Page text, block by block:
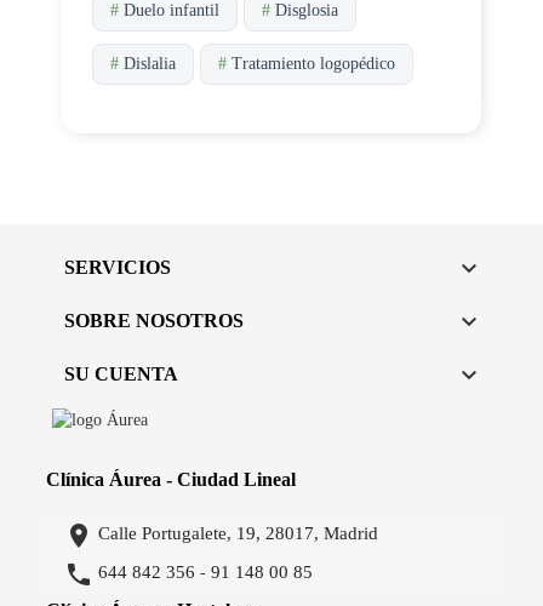
# Duelo infantil # Disglosia
# Dislalia # Tratamiento logopédico
SERVICIOS 
SOBRE NOSOTROS 
SU CUENTA 
Clínica Áurea - Ciudad Lineal
 Calle Portugalete, 19, 28017, Madrid
 644 842 356 -91 148 00 85